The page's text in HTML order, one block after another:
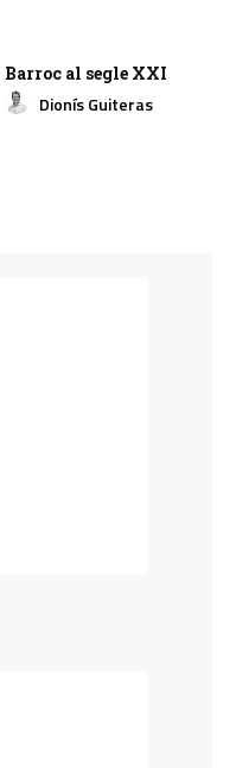
Barroc al segle XXI
Dionís Guiteras